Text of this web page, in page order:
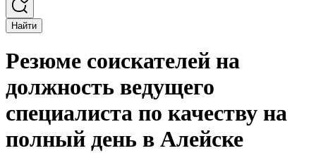
Найти
Резюме соискателей на
должность ведущего
специалиста по качеству на
полный день в Алейске